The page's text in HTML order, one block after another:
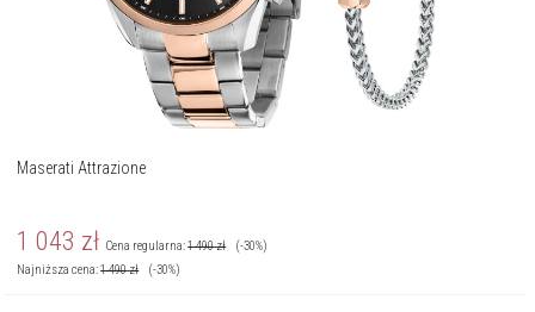
Maserati Attrazione
1 043 zł Cena regularna:1 490zł
(-30%)
Najniższa cena:1 490zł (-30%)